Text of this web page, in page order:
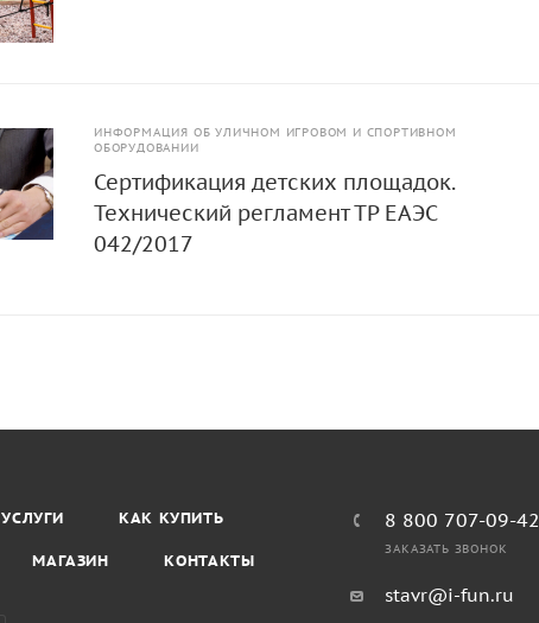
ИНФОРМАЦИЯ ОБ УЛИЧНОМ ИГРОВОМ И СПОРТИВНОМ
ОБОРУДОВАНИИ
Сертификация детских площадок.
Технический регламент ТР ЕАЭС
042/2017
УСЛУГИ КАК КУПИТЬ
МАГАЗИН КОНТАКТЫ
8 800 707-09-42
ЗАКАЗАТЬ ЗВОНОК
stavr@i-fun.ru